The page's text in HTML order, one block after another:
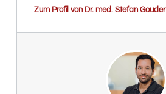
Zum Profil von Dr. med. Stefan Gouder